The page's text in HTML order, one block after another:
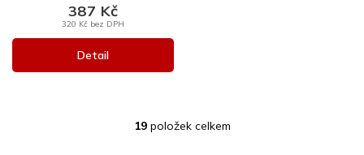
320 Kč bez DPH
387 Kč
Detail
O
19položek celkem